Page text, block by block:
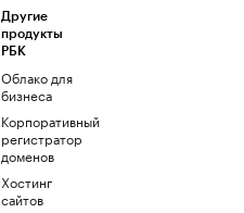
Другие
продукты
РБК
Облако для
бизнеса
Корпоративный
регистратор
доменов
Хостинг
сайтов